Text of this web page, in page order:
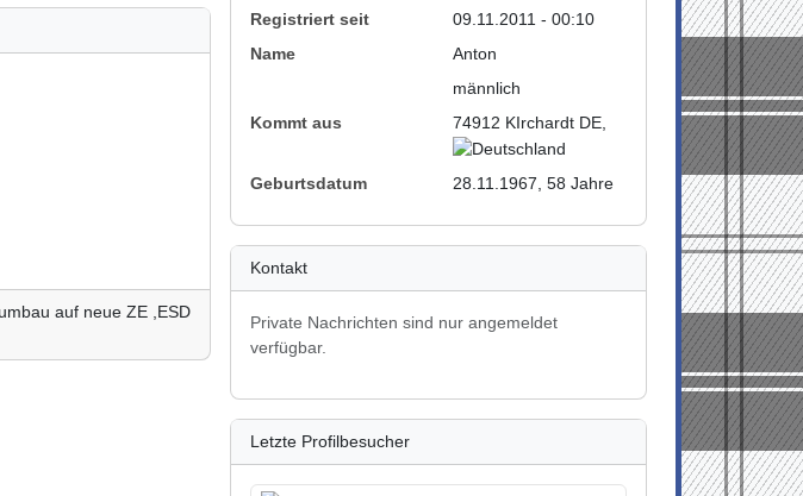
auf neue ZE ,ESD
Registriert seit
09.11.2011 - 00:10
Name
Anton
männlich
Kommt aus
74912 KIrchardt DE,
Geburtsdatum 28.11.1967, 58 Jahre
Kontakt
Private Nachrichten sind nur angemeldet
verfügbar.
Letzte Profilbesucher